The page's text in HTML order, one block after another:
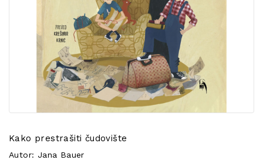
POSEBNA
Kako prestrašiti čudovište
Autor: Jana Bauer